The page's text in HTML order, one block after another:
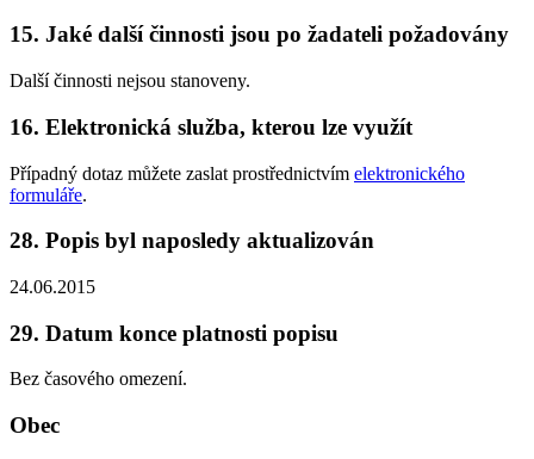
15. Jaké další činnosti jsou po žadateli požadovány
Další činnosti nejsou stanoveny.
16. Elektronická služba, kterou lze využít
Případný dotaz můžete zaslat prostřednictvím elektronického
formuláře.
28. Popis byl naposledy aktualizován
24.06.2015
29. Datum konce platnosti popisu
Bez časového omezení.
Obec